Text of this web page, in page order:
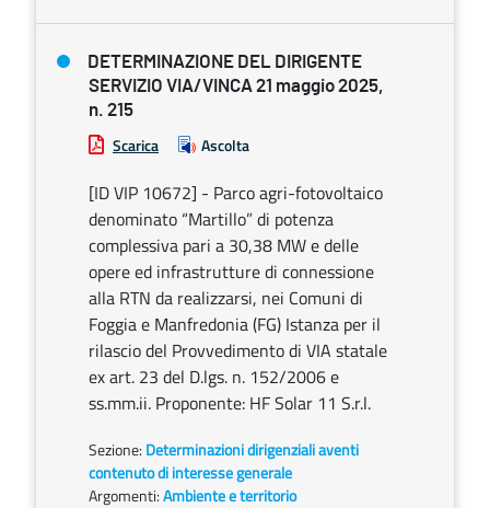
DETERMINAZIONE DEL DIRIGENTE
SERVIZIO VIA/VINCA 21 maggio 2025,
n. 215
Scarica Ascolta
[ID VIP 10672] - Parco agri-fotovoltaico
denominato “Martillo” di potenza
complessiva pari a 30,38 MW e delle
opere ed infrastrutture di connessione
alla RTN da realizzarsi, nei Comuni di
Foggia e Manfredonia (FG) Istanza per il
rilascio del Provvedimento di VIA statale
ex art. 23 del D.lgs. n. 152/2006 e
ss.mm.ii. Proponente: HF Solar 11 S.r.l.
Sezione: Determinazioni dirigenziali aventi
contenuto di interesse generale
Argomenti:Ambiente e territorio